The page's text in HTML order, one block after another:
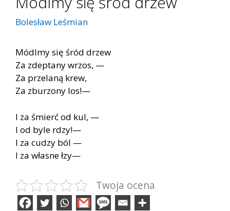
Bolesław Leśmian
Módlmy się śród drzew
Za zdeptany wrzos, —
Za przelaną krew,
Za zburzony los!—
I za śmierć od kul, —
I od byle rdzy!—
I za cudzy ból —
I za własne łzy—
Twoja ocena